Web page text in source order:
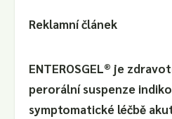
Reklamní článek
ENTEROSGEL® je
perorální suspenze
symptomatické léčbě